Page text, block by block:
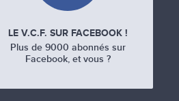
LE V.C.F. SUR FACEBOOK !
Plus de 9000 abonnés sur
Facebook, et vous ?